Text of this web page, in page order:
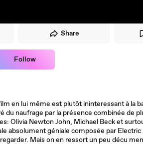
Share
Follow
en lui même est plutôt ininteressant à la
du naufrage par la présence combinée de
Olivia Newton John, Michael Beck et
absolument géniale composée par
Mais on en ressort un peu décu